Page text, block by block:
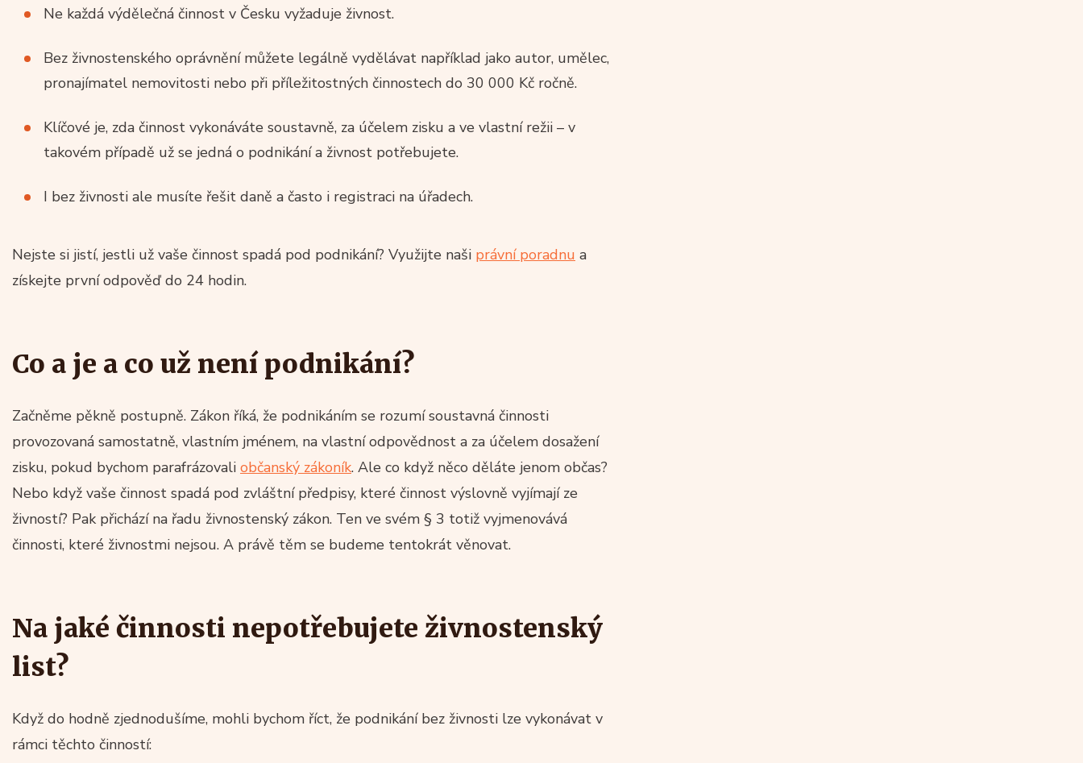
Ne každá výdělečná činnost v Česku vyžaduje živnost.
Bez živnostenského oprávnění můžete legálně vydělávat například jako autor, umělec,
pronajímatel nemovitosti nebo při příležitostných činnostech do 30 000 Kč ročně.
Klíčové je, zda činnost vykonáváte soustavně, za účelem zisku a ve vlastní režii – v
takovém případě už se jedná o podnikání a živnost potřebujete.
I bez živnosti ale musíte řešit daně a často i registraci na úřadech.
Nejste si jistí, jestli už vaše činnost spadá pod podnikání? Využijte naši právní poradnu a
získejte první odpověď do 24 hodin.
Co a je a co už není podnikání?
Začněme pěkně postupně. Zákon říká, že podnikáním se rozumí soustavná činnosti
provozovaná samostatně, vlastním jménem, na vlastní odpovědnost a za účelem dosažení
zisku, pokud bychom parafrázovali občanský zákoník. Ale co když něco děláte jenom občas?
Nebo když vaše činnost spadá pod zvláštní předpisy, které činnost výslovně vyjímají ze
živností? Pak přichází na řadu živnostenský zákon. Ten ve svém § 3 totiž vyjmenovává
činnosti, které živnostmi nejsou. A právě těm se budeme tentokrát věnovat.
Na jaké činnosti nepotřebujete živnostenský
list?
Když do hodně zjednodušíme, mohli bychom říct, že podnikání bez živnosti lze vykonávat v
rámci těchto činností: